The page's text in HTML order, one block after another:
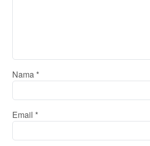
Nama *
Email *